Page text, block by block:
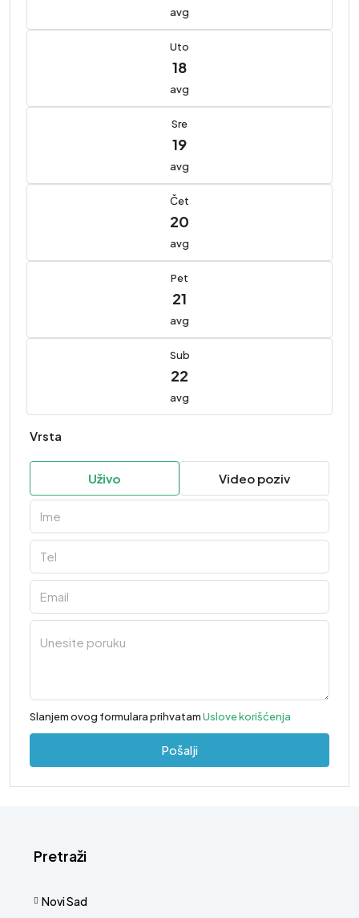
avg
Uto
18
avg
Sre
19
avg
Čet
20
avg
Pet
21
avg
Sub
22
avg
Vrsta
Uživo Video poziv
Slanjem ovog formulara prihvatamUslove korišćenja
Pošalji
Pretraži
Novi Sad